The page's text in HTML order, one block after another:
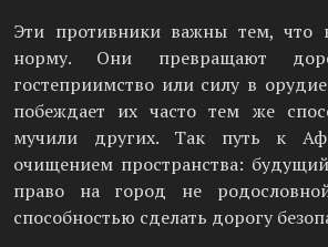
Эти противники важны тем, что
норму. Они превращают
гостеприимство или силу в
побеждает их часто тем же
мучили других. Так путь к
очищением пространства:
право на город не
способностью сделать дорогу